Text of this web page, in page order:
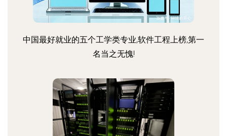
中国最好就业的五个工学类专业,软件工程上榜,第一
名当之无愧!